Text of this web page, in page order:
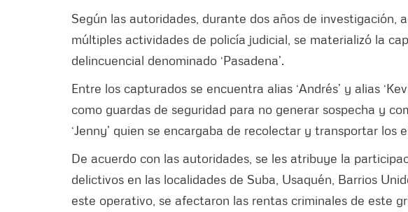
Según las autoridades, durante dos años de investigación,
múltiples actividades de policía judicial, se materializó la
delincuencial denominado ‘Pasadena’.
Entre los capturados se encuentra alias ‘Andrés’ y alias
como guardas de seguridad para no generar sospecha y
‘Jenny’ quien se encargaba de recolectar y transportar los
De acuerdo con las autoridades, se les atribuye la
delictivos en las localidades de Suba, Usaquén, Barrios
este operativo, se afectaron las rentas criminales de este